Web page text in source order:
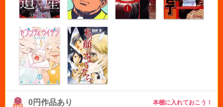
0円作品あり 本棚に入れておこう！